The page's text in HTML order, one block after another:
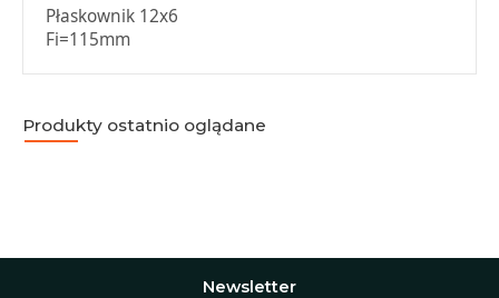
Płaskownik 12x6
Fi=115mm
Produkty ostatnio oglądane
Newsletter